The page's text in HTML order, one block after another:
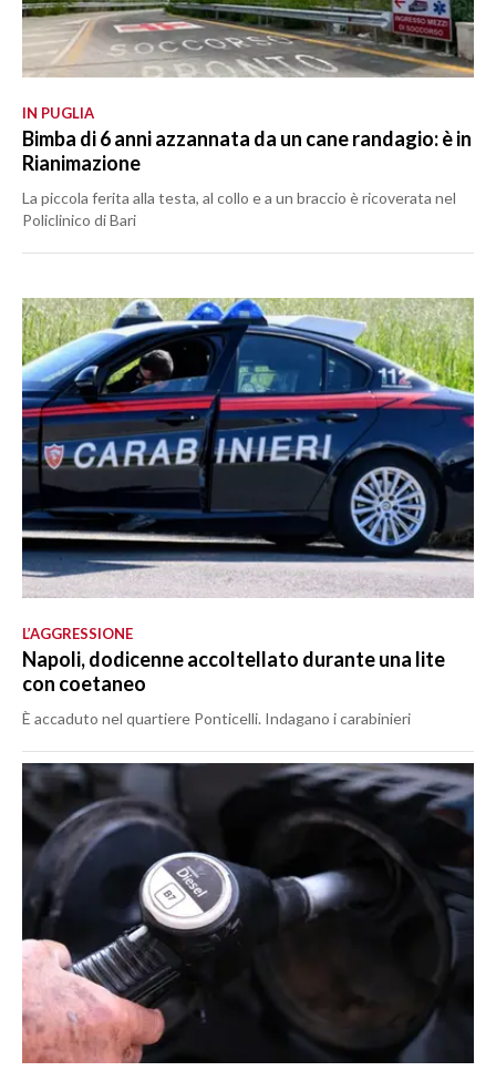
IN PUGLIA
Bimba di 6 anni azzannata da un cane randagio: è in
Rianimazione
La piccola ferita alla testa, al collo e a un braccio è ricoverata nel
Policlinico di Bari
L’AGGRESSIONE
Napoli, dodicenne accoltellato durante una lite
con coetaneo
È accaduto nel quartiere Ponticelli. Indagano i carabinieri